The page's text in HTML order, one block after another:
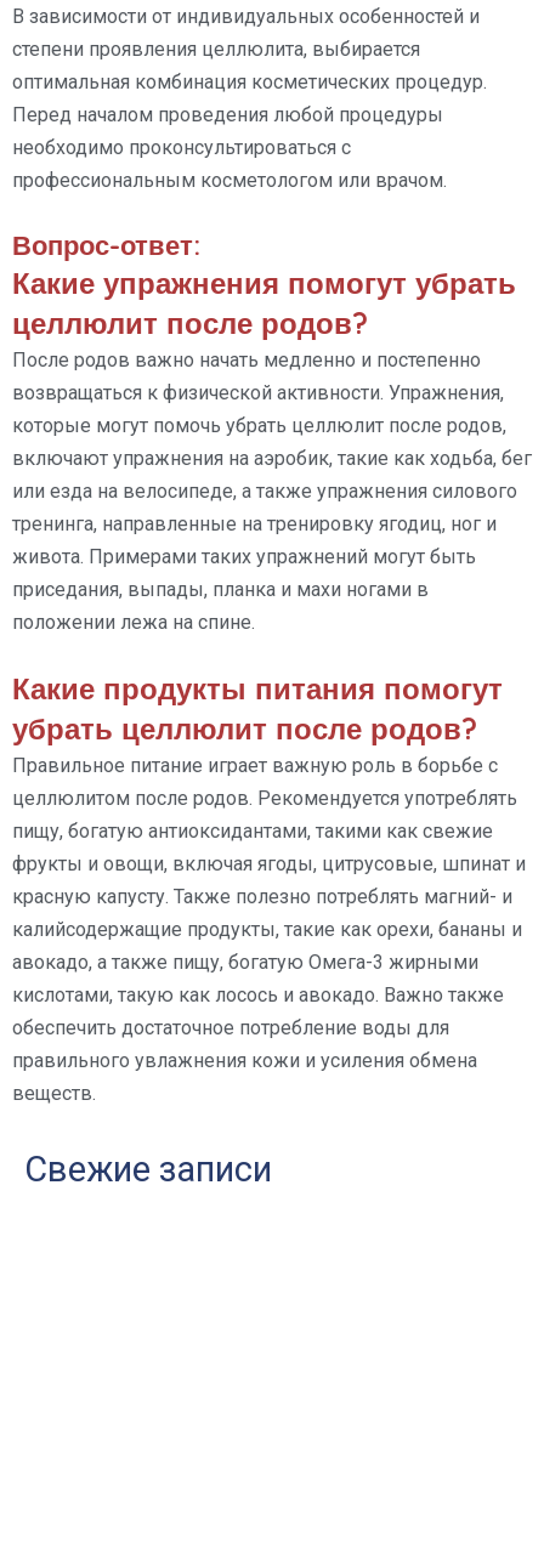
В зависимости от индивидуальных особенностей и
степени проявления целлюлита, выбирается
оптимальная комбинация косметических процедур.
Перед началом проведения любой процедуры
необходимо проконсультироваться с
профессиональным косметологом или врачом.
Вопрос-ответ:
Какие упражнения помогут убрать
целлюлит после родов?
После родов важно начать медленно и постепенно
возвращаться к физической активности. Упражнения,
которые могут помочь убрать целлюлит после родов,
включают упражнения на аэробик, такие как ходьба, бег
или езда на велосипеде, а также упражнения силового
тренинга, направленные на тренировку ягодиц, ног и
живота. Примерами таких упражнений могут быть
приседания, выпады, планка и махи ногами в
положении лежа на спине.
Какие продукты питания помогут
убрать целлюлит после родов?
Правильное питание играет важную роль в борьбе с
целлюлитом после родов. Рекомендуется употреблять
пищу, богатую антиоксидантами, такими как свежие
фрукты и овощи, включая ягоды, цитрусовые, шпинат и
красную капусту. Также полезно потреблять магний- и
калийсодержащие продукты, такие как орехи, бананы и
авокадо, а также пищу, богатую Омега-3 жирными
кислотами, такую как лосось и авокадо. Важно также
обеспечить достаточное потребление воды для
правильного увлажнения кожи и усиления обмена
веществ.
Свежие записи